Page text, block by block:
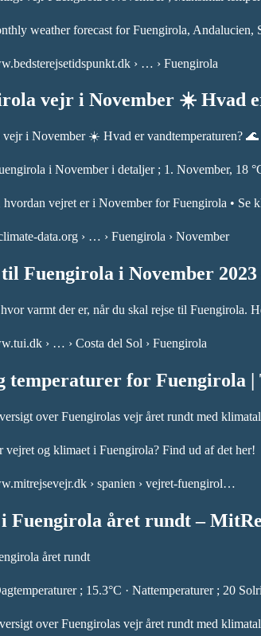
weather forecast for Fuengirola,
› … › Fuengirola
vejr i November ☀️ Hvad
vejr i November ☀️ Hvad er vandtemperaturen? 🌊
i November i detaljer ; 1. November, 18
vejret er i November for Fuengirola • Se
data.org › … › Fuengirola › November
Fuengirola i November
varmt der er, når du skal rejse til
› … › Costa del Sol › Fuengirola
temperaturer for Fuengirola
over Fuengirolas vejr året rundt med
vejret og klimaet i Fuengirola? Find ud af det her!
› spanien › vejret-fuengirol…
Fuengirola året rundt –
året rundt
; 15.3°C · Nattemperaturer ; 20
over Fuengirolas vejr året rundt med